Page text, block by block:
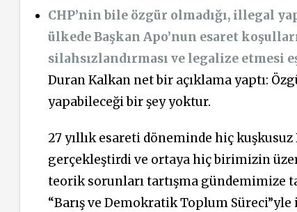
CHP’nin bile özgür olmadığı, illegal
ülkede Başkan Apo’nun esaret
silahsızlandırması ve legalize etmesi
Duran Kalkan net bir açıklama yaptı:
yapabileceği bir şey yoktur.
27 yıllık esareti döneminde hiç
gerçekleştirdi ve ortaya hiç birimizin
teorik sorunları tartışma gündemimize
“Barış ve Demokratik Toplum